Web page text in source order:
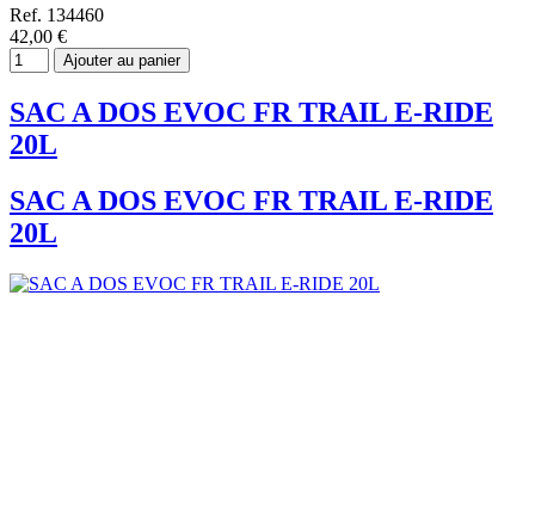
Ref. 134460
42,00 €
Ajouter au panier
SAC A DOS EVOC FR TRAIL E-RIDE
20L
SAC A DOS EVOC FR TRAIL E-RIDE
20L